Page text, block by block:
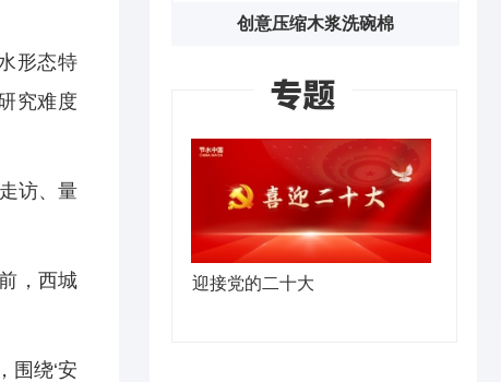
形态特
究难度
访、量
，西城
围绕‘安
创意压缩木浆洗碗棉
迎接党的二十大